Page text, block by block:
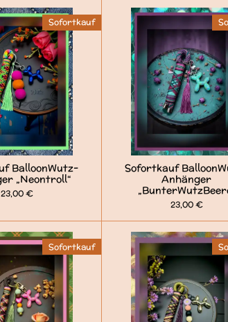
Sofortkauf
BalloonWutz-
„Neontroll“
23,00 €
Sofortkauf
Anhänger
23,00 €
Sofortkauf